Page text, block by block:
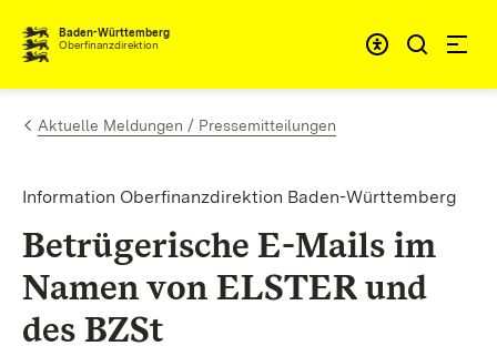
Zum Inhalt springen
Baden-Württemberg
Oberfinanzdirektion
Aktuelle Meldungen / Pressemitteilungen
Information Oberfinanzdirektion Baden-Württemberg
Betrügerische E-Mails im
Namen von ELSTER und
des BZSt